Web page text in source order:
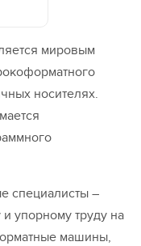
мировым
носителях.
специалисты –
упорному труду на
машины,